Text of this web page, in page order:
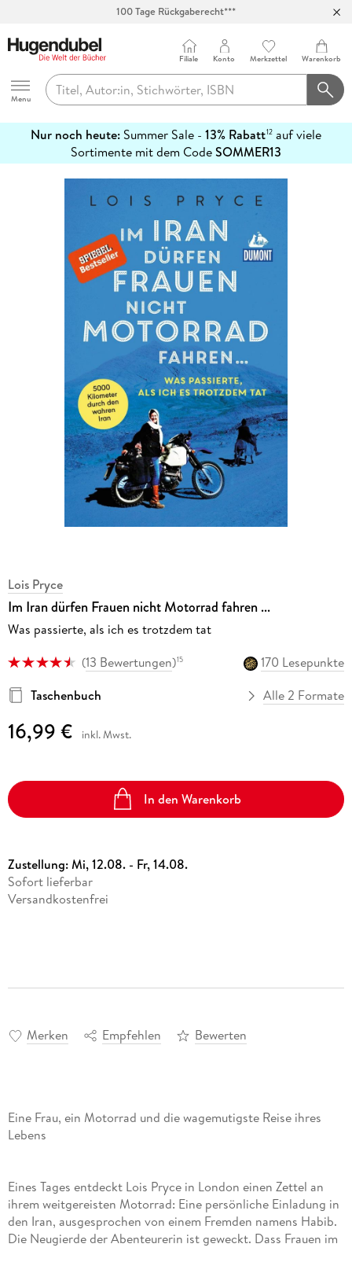
100 Tage Rückgaberecht***
Hugendubel
Menu
Filiale Konto Merkzettel Warenkorb
Nur noch heute: Summer Sale - 13% Rabatt12 auf viele
Sortimente mit dem CodeSOMMER13
erfahren
Lois Pryce
Im Iran dürfen Frauen nicht Motorrad fahren ...
Was passierte, als ich es trotzdem tat
(13 Bewertungen)15
170 Lesepunkte
Taschenbuch
Alle 2 Formate
16,99 € inkl. Mwst.
In den Warenkorb
Zustellung:Mi, 12.08. - Fr, 14.08.
Sofort lieferbar
Versandkostenfrei
Merken Empfehlen Bewerten
Eine Frau, ein Motorrad und die wagemutigste Reise ihres
Lebens
Eines Tages entdeckt Lois Pryce in London einen Zettel an
ihrem weitgereisten Motorrad: Eine persönliche Einladung in
den Iran, ausgesprochen von einem Fremden namens Habib.
Die Neugierde der Abenteurerin ist geweckt. Dass Frauen im